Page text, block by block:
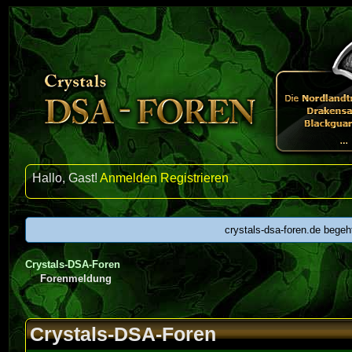
Hallo, Gast!Anmelden Registrieren
crystals-dsa-foren.de
Crystals-DSA-Foren
Forenmeldung
Crystals-DSA-Foren